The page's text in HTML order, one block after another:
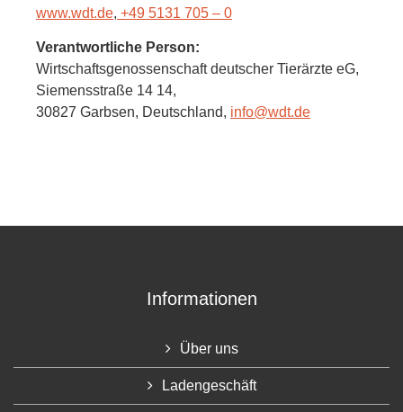
www.wdt.de, +49 5131 705 – 0
Verantwortliche Person:
Wirtschaftsgenossenschaft deutscher Tierärzte eG,
Siemensstraße 14 14,
30827 Garbsen, Deutschland, info@wdt.de
Informationen
Über uns
Ladengeschäft